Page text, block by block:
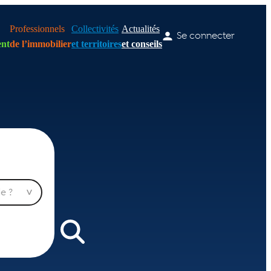
Professionnels
de l’immobilier
Collectivités
et territoires
Actualités
et conseils
Se connecter